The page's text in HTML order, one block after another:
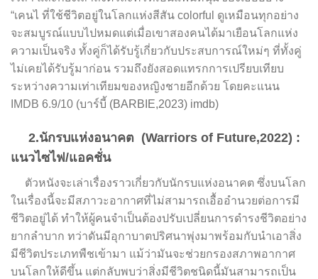
“เคนไ ที่ใช้ชีวิตอยู่ในโลกแห่งสีสัน colorful ดูเหมือนทุกอย่าง
จะสมบูรณ์แบบไปหมดแต่เมื่อเขาสองคนได้มาเยือนโลกแห่ง
ความเป็นจริง ทั้งคู่ก็ได้รับรู้เกี่ยวกับประสบการณ์ใหม่ๆ ที่ทั้งคู่
ไม่เคยได้รับรู้มาก่อน รวมถึงยังสอดแทรกการเปรียบเทียบ
ระหว่างความเท่าเทียมของหญิงชายอีกด้วย โดยคะแนน
IMDB 6.9/10 (บาร์บี้ (BARBIE,2023) imdb)
2.นักรบแห่งอนาคต (Warriors of Future,2022) :
แนวไซไฟ/แอคชั่น
ตัวหนังจะเล่าเรื่องราวเกี่ยวกับนักรบแห่งอนาคต ซึ่งบนโลก
ในเรื่องนี้จะมีสภาวะอากาศที่ไม่สามารถเอื้ออำนวยต่อการมี
ชีวิตอยู่ได้ ทำให้ผู้คนจำเป็นต้องปรับเปลี่ยนการดำรงชีวิตอย่าง
ยากลำบาก ทว่าดันมีอุกาบาตปริศนาพุ่งมาพร้อมกับนำเอาสิ่ง
มีชีวิตประเภทพืชเข้ามา แม้ว่ามันจะช่วยกรองสภาพอากาศ
บนโลกให้ดีขึ้น แต่กลับพบว่าสิ่งมีชีวิตชนิดนี้มันสามารถเป็น